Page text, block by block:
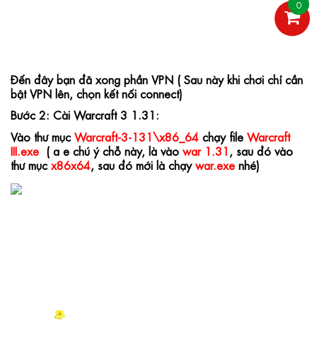
Đến đây bạn đã xong phần VPN ( Sau này khi chơi chỉ cần
bật VPN lên, chọn kết nối connect)
Bước 2: Cài Warcraft 3 1.31:
Vào thư mục Warcraft-3-131\x86_64 chạy file Warcraft
III.exe ( a e chú ý chỗ này, là vào war 1.31 , sau đó vào
thư mục x86x64, sau đó mới là chạy war.exe nhé)
0